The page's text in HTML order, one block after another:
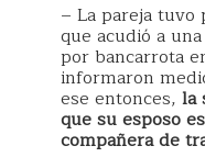
– La pareja tuvo
que acudió a
por bancarrota
informaron
ese entonces, la
que su esposo
compañera de